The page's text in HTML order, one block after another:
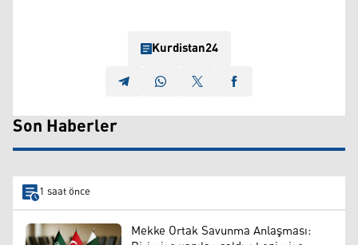
Kurdistan24
Son Haberler
1 saat önce
Mekke Ortak Savunma Anlaşması: